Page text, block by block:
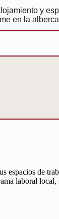
y
en la
espacios de
laboral